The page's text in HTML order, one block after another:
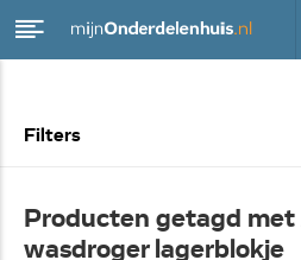
Filters
Producten getagd
wasdroger lagerblokje